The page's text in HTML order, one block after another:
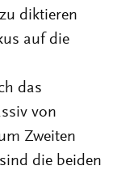
diktieren
auf die
das
von
Zweiten
die beiden